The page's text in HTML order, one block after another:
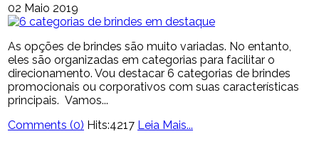
02 Maio 2019
As opções de brindes são muito variadas. No entanto,
eles são organizadas em categorias para facilitar o
direcionamento. Vou destacar 6 categorias de brindes
promocionais ou corporativos com suas características
principais. Vamos...
Comments (0) Hits:4217 Leia Mais...